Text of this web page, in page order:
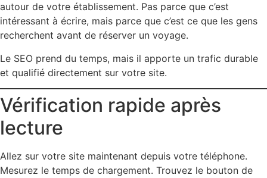
autour de votre établissement. Pas parce que c’est
intéressant à écrire, mais parce que c’est ce que les gens
recherchent avant de réserver un voyage.
Le SEO prend du temps, mais il apporte un trafic durable
et qualifié directement sur votre site.
Vérification rapide après
lecture
Allez sur votre site maintenant depuis votre téléphone.
Mesurez le temps de chargement. Trouvez le bouton de